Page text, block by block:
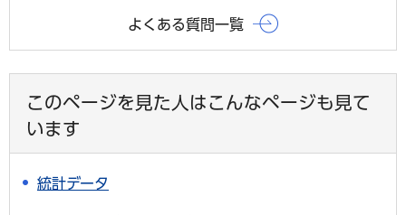
よくある質問一覧
このページを見た人はこんなページも見て
います
統計データ